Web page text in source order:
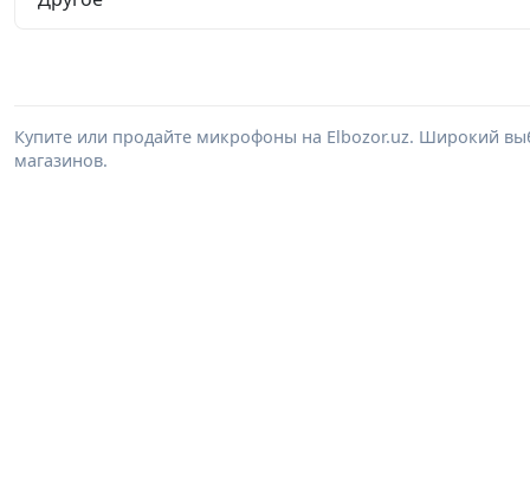
Купите или продайте микрофоны на Elbozor.uz. Широкий
магазинов.